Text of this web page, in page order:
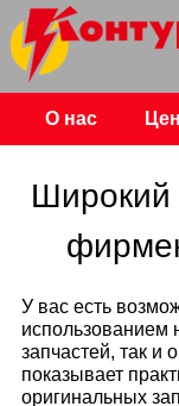
О нас
Широкий
У вас есть
использованием
запчастей, так и
показывает
оригинальных